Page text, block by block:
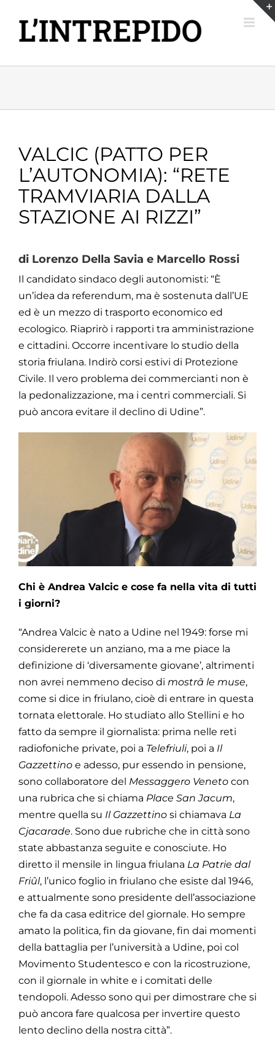
contenuto
VALCIC (PATTO PER
L’AUTONOMIA): “RETE
TRAMVIARIA DALLA
STAZIONE AI RIZZI”
di Lorenzo Della Savia e Marcello Rossi
Il candidato sindaco degli autonomisti: “È
un’idea da referendum, ma è sostenuta dall’UE
ed è un mezzo di trasporto economico ed
ecologico. Riaprirò i rapporti tra amministrazione
e cittadini. Occorre incentivare lo studio della
storia friulana. Indirò corsi estivi di Protezione
Civile. Il vero problema dei commercianti non è
la pedonalizzazione, ma i centri commerciali. Si
può ancora evitare il declino di Udine”.
Chi è Andrea Valcic e cose fa nella vita di tutti
i giorni?
“Andrea Valcic è nato a Udine nel 1949: forse mi
considererete un anziano, ma a me piace la
definizione di ‘diversamente giovane’, altrimenti
non avrei nemmeno deciso di mostrâ le muse,
come si dice in friulano, cioè di entrare in questa
tornata elettorale. Ho studiato allo Stellini e ho
fatto da sempre il giornalista: prima nelle reti
radiofoniche private, poi a Telefriuli, poi a Il
Gazzettino e adesso, pur essendo in pensione,
sono collaboratore del Messaggero Veneto con
una rubrica che si chiama Place San Jacum,
mentre quella su Il Gazzettino si chiamava La
Cjacarade. Sono due rubriche che in città sono
state abbastanza seguite e conosciute. Ho
diretto il mensile in lingua friulana La Patrie dal
Friûl, l’unico foglio in friulano che esiste dal 1946,
e attualmente sono presidente dell’associazione
che fa da casa editrice del giornale. Ho sempre
amato la politica, fin da giovane, fin dai momenti
della battaglia per l’università a Udine, poi col
Movimento Studentesco e con la ricostruzione,
con il giornale in white e i comitati delle
tendopoli. Adesso sono qui per dimostrare che si
può ancora fare qualcosa per invertire questo
lento declino della nostra città”.